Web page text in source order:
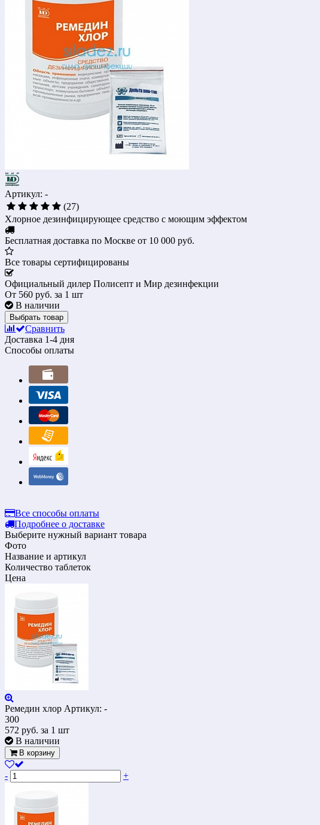
Артикул: -
(27)
Хлорное дезинфицирующее средство с моющим эффектом
Бесплатная доставка по Москве от 10 000 руб.
Все товары сертифицированы
Официальный дилер Полисепт и Мир дезинфекции
От 560 руб. за 1 шт
В наличии
Выбрать товар
Сравнить
Доставка 1-4 дня
Способы оплаты
Все способы оплаты
Подробнее о доставке
Выберите нужный вариант товара
Фото
Название и артикул
Количество таблеток
Цена
Ремедин хлор Артикул: -
300
572 руб. за 1 шт
В наличии
В корзину
- +